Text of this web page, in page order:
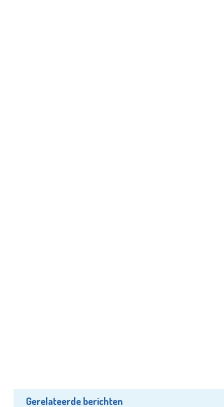
Gerelateerde berichten